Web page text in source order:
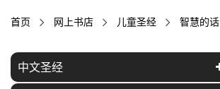
首页 网上书店 儿童圣经 智慧的话
中文圣经